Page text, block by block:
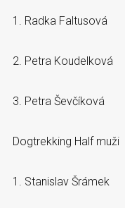
1. Radka Faltusová
2. Petra Koudelková
3. Petra Ševčíková
Dogtrekking Half muži
1. Stanislav Šrámek